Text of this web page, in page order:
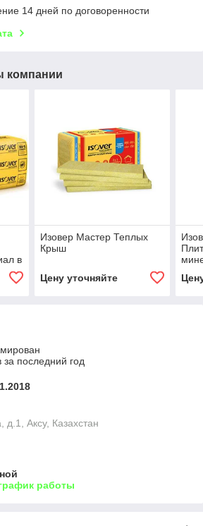
14 дней по договоренности
компании
в
Изовер Мастер Теплых
Крыш
Цену уточняйте
последний год
Аксу, Казахстан
работы